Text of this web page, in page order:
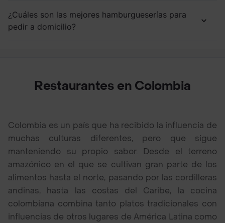
¿Cuáles son las mejores hamburgueserías para
pedir a domicilio?
Restaurantes en Colombia
Colombia es un país que ha recibido la influencia de
muchas culturas diferentes, pero que sigue
manteniendo su propio sabor. Desde el terreno
amazónico en el que se cultivan gran parte de los
alimentos hasta el norte, pasando por las cordilleras
andinas, hasta las costas del Caribe, la cocina
colombiana combina tanto platos tradicionales con
influencias de otros lugares de América Latina como